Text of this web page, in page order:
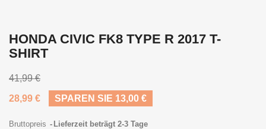
HONDA CIVIC FK8 TYPE R 2017 T-
SHIRT
41,99 €
28,99 €
SPAREN SIE 13,00 €
Bruttopreis Lieferzeit beträgt 2-3 Tage